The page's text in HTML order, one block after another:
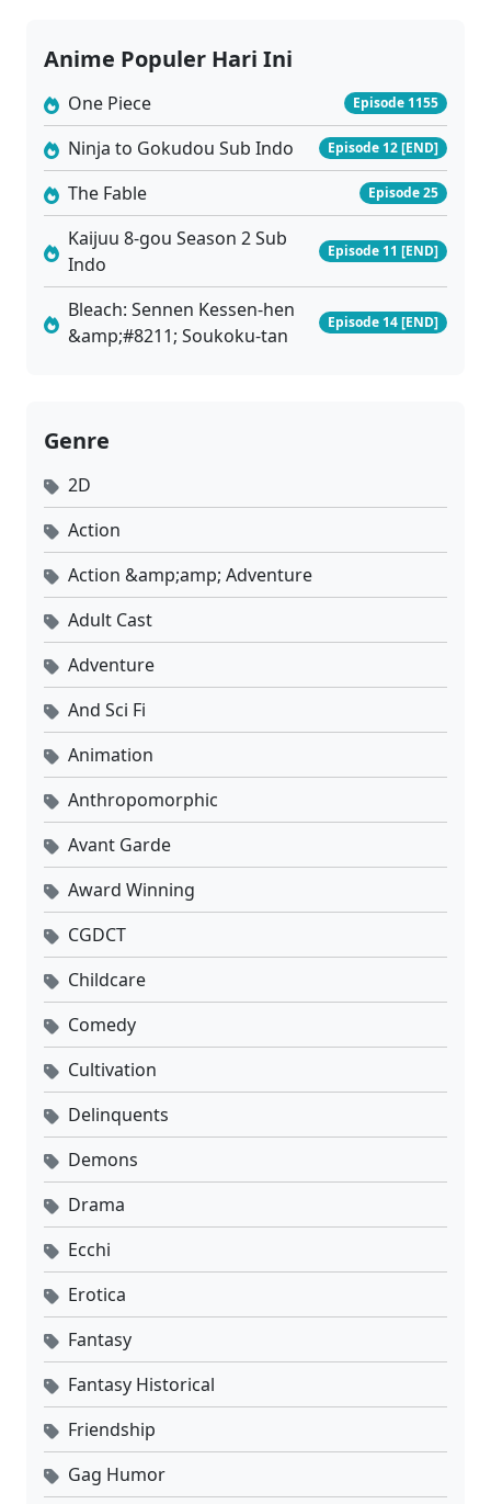
Anime Populer Hari Ini
One Piece Episode 1155
Ninja to Gokudou Sub Indo Episode 12 [END]
The Fable Episode 25
Kaijuu 8-gou Season 2 Sub
Indo
Episode 11 [END]
Bleach: Sennen Kessen-hen
&amp;#8211; Soukoku-tan
Episode 14 [END]
Genre
2D
Action
Action &amp;amp; Adventure
Adult Cast
Adventure
And Sci Fi
Animation
Anthropomorphic
Avant Garde
Award Winning
CGDCT
Childcare
Comedy
Cultivation
Delinquents
Demons
Drama
Ecchi
Erotica
Fantasy
Fantasy Historical
Friendship
Gag Humor